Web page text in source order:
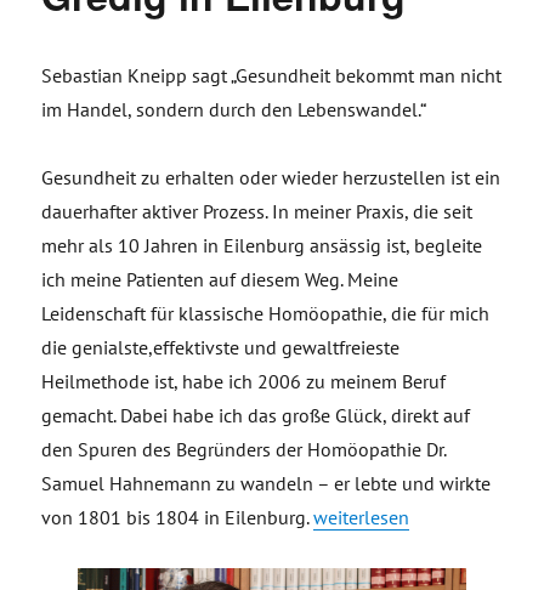
Sebastian Kneipp sagt „Gesundheit bekommt man nicht
im Handel, sondern durch den Lebenswandel.“
Gesundheit zu erhalten oder wieder herzustellen ist ein
dauerhafter aktiver Prozess. In meiner Praxis, die seit
mehr als 10 Jahren in Eilenburg ansässig ist, begleite
ich meine Patienten auf diesem Weg. Meine
Leidenschaft für klassische Homöopathie, die für mich
die genialste,effektivste und gewaltfreieste
Heilmethode ist, habe ich 2006 zu meinem Beruf
gemacht. Dabei habe ich das große Glück, direkt auf
den Spuren des Begründers der Homöopathie Dr.
Samuel Hahnemann zu wandeln – er lebte und wirkte
von 1801 bis 1804 in Eilenburg.„Heilpraktikerin Antje
weiterlesen